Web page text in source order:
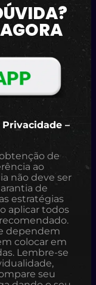
–
de
ao
não deve ser
de
estratégias
aplicar todos
dependem
colocar em
Lembre-se
seu